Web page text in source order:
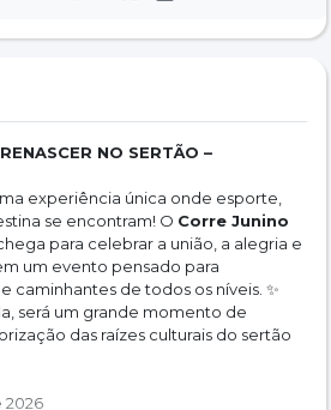
NO SERTÃO –
experiência única onde esporte,
se encontram! O Corre Junino
para celebrar a união, a alegria e
um evento pensado para
caminhantes de todos os níveis. ✨
será um grande momento de
das raízes culturais do sertão
2026